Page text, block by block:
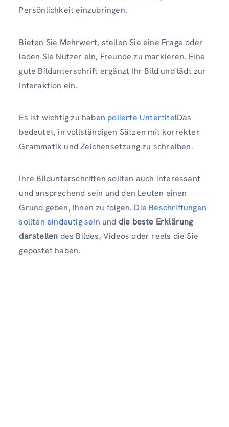
Persönlichkeit einzubringen.
Bieten Sie Mehrwert, stellen Sie eine Frage oder
laden Sie Nutzer ein, Freunde zu markieren. Eine
gute Bildunterschrift ergänzt Ihr Bild und lädt zur
Interaktion ein.
Es ist wichtig zu haben polierte UntertitelDas
bedeutet, in vollständigen Sätzen mit korrekter
Grammatik und Zeichensetzung zu schreiben.
Ihre Bildunterschriften sollten auch interessant
und ansprechend sein und den Leuten einen
Grund geben, Ihnen zu folgen. Die Beschriftungen
sollten eindeutig sein und die beste Erklärung
darstellen des Bildes, Videos oder reels die Sie
gepostet haben.